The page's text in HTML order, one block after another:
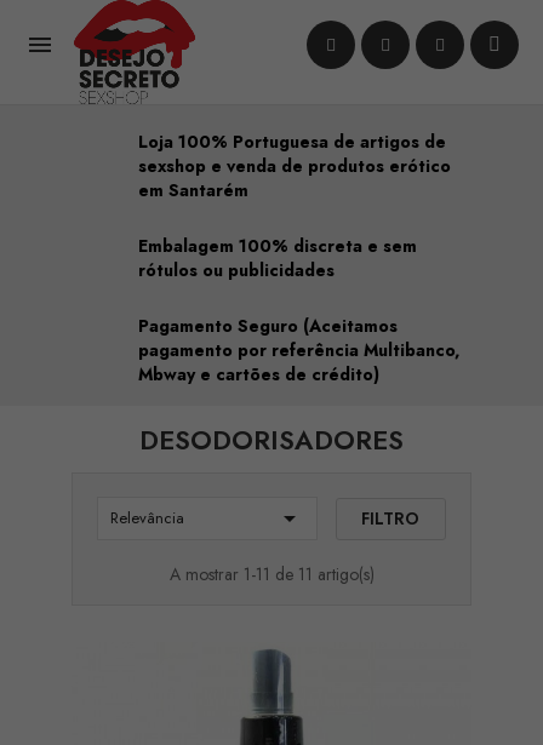

Loja 100% Portuguesa de artigos de
sexshop e venda de produtos erótico
em Santarém
Embalagem 100% discreta e sem
rótulos ou publicidades
Pagamento Seguro (Aceitamos
pagamento por referência Multibanco,
Mbway e cartões de crédito)
DESODORISADORES
Relevância  FILTRO
A mostrar 1-11 de 11 artigo(s)